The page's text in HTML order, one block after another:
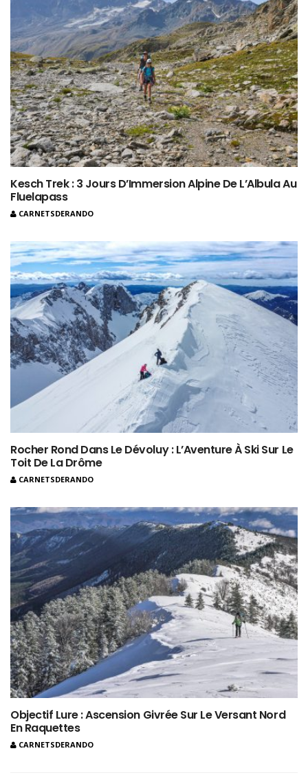
Kesch Trek : 3 Jours D’Immersion Alpine De L’Albula Au
Fluelapass
CARNETSDERANDO
Rocher Rond Dans Le Dévoluy : L’Aventure À Ski Sur Le
Toit De La Drôme
CARNETSDERANDO
Objectif Lure : Ascension Givrée Sur Le Versant Nord
En Raquettes
CARNETSDERANDO